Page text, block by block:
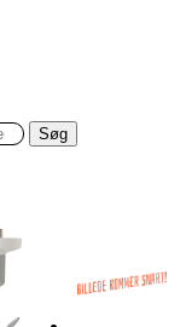
Søg